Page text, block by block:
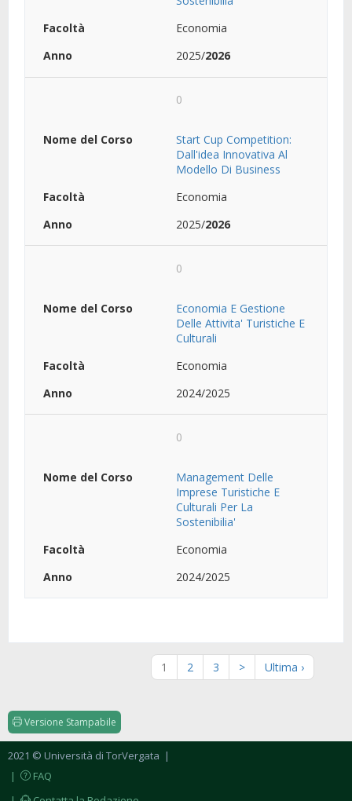
Economia
2025/2026
0
Start Cup Competition:
Dall'idea Innovativa Al
Modello Di Business
Economia
2025/2026
0
Economia E Gestione
Delle Attivita' Turistiche E
Culturali
Economia
2024/2025
0
Management Delle
Imprese Turistiche E
Culturali Per La
Sostenibilia'
Economia
2024/2025
1 2 3 > Ultima ›
Versione Stampabile
2021 © Università di TorVergata
|
FAQ
|